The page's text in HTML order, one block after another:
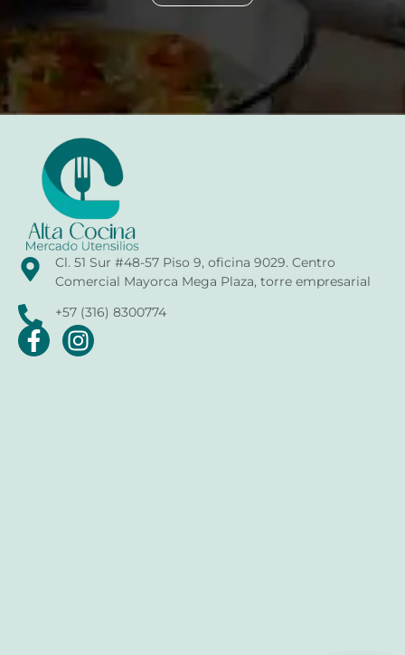
Cl. 51 Sur #48-57 Piso 9, oficina 9029. Centro
Comercial Mayorca Mega Plaza, torre empresarial
+57 (316) 8300774